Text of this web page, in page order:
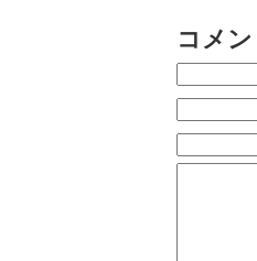
コメ